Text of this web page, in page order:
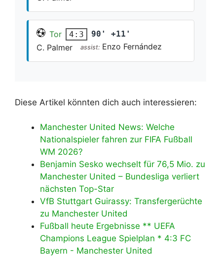
Tor 4:3 90' +11'
C. Palmer assist: Enzo Fernández
Diese Artikel könnten dich auch interessieren:
Manchester United News: Welche
Nationalspieler fahren zur FIFA Fußball
WM 2026?
Benjamin Sesko wechselt für 76,5 Mio. zu
Manchester United – Bundesliga verliert
nächsten Top-Star
VfB Stuttgart Guirassy: Transfergerüchte
zu Manchester United
Fußball heute Ergebnisse ** UEFA
Champions League Spielplan * 4:3 FC
Bayern - Manchester United